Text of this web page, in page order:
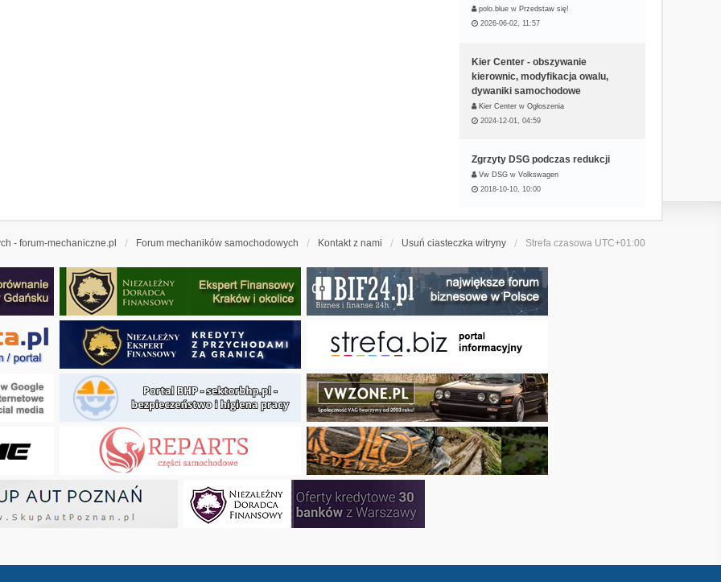
polo.blue w Przedstaw się!
2026-06-02, 11:57
Kier Center - obszywanie
kierownic, modyfikacja owalu,
dywaniki samochodowe
Kier Center w Ogłoszenia
2024-12-01, 04:59
Zgrzyty DSG podczas redukcji
Vw DSG w Volkswagen
2018-10-10, 10:00
- forum-mechaniczne.pl Forum mechaników samochodowych Kontakt z nami Usuń ciasteczka witryny Strefa czasowa UTC+01:00